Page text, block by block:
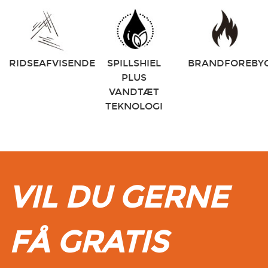
RIDSEAFVISENDE
SPILLSHIEL
PLUS
VANDTÆT
TEKNOLOGI
VIL DU GERNE
FÅ GRATIS